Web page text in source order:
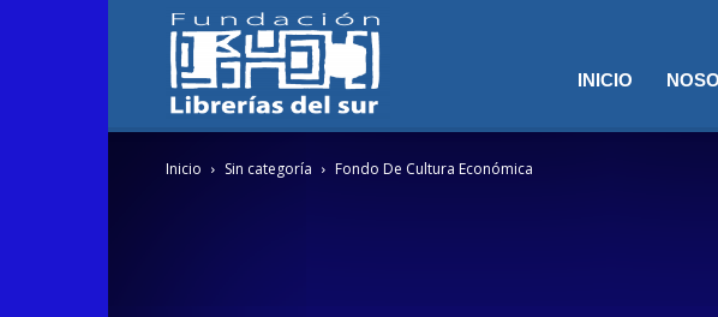
INICIO
Inicio Sin categoría Fondo De Cultura Económica